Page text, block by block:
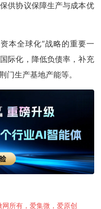
供协议保障生产与成本优
本全球化”战略的重要一
际化，降低负债率，补充
门生产基地产能等。
所有，爱集微，爱原创